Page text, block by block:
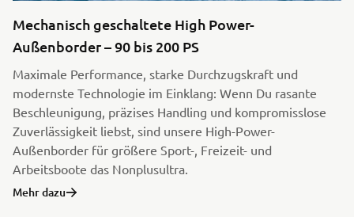
Mechanisch geschaltete High Power-
Außenborder – 90 bis 200 PS
Maximale Performance, starke Durchzugskraft und
modernste Technologie im Einklang: Wenn Du rasante
Beschleunigung, präzises Handling und kompromisslose
Zuverlässigkeit liebst, sind unsere High-Power-
Außenborder für größere Sport-, Freizeit- und
Arbeitsboote das Nonplusultra.
Mehr dazu